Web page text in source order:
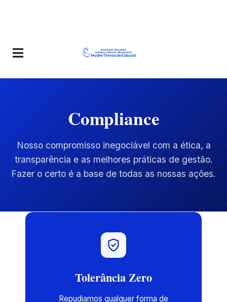
Compliance
Nosso compromisso inegociável com a ética, a
transparência e as melhores práticas de gestão.
Fazer o certo é a base de todas as nossas ações.
Tolerância Zero
Repudiamos qualquer forma de